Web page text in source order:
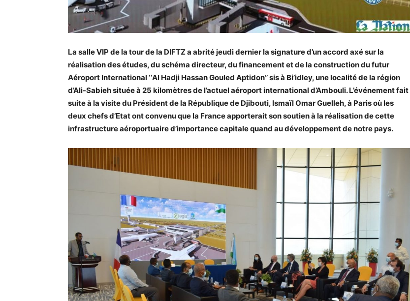
La salle VIP de la tour de la DIFTZ a abrité jeudi dernier la signature d’un accord axé sur la
réalisation des études, du schéma directeur, du financement et de la construction du futur
Aéroport International ‘‘Al Hadji Hassan Gouled Aptidon’’ sis à Bi’idley, une localité de la région
d’Ali-Sabieh située à 25 kilomètres de l’actuel aéroport international d’Ambouli. L’événement fait
suite à la visite du Président de la République de Djibouti, Ismaïl Omar Guelleh, à Paris où les
deux chefs d’Etat ont convenu que la France apporterait son soutien à la réalisation de cette
infrastructure aéroportuaire d’importance capitale quand au développement de notre pays.